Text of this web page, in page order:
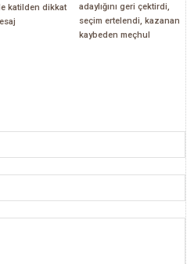
katilden dikkat
adaylığını geri çektirdi,
seçim ertelendi, kazanan
kaybeden meçhul